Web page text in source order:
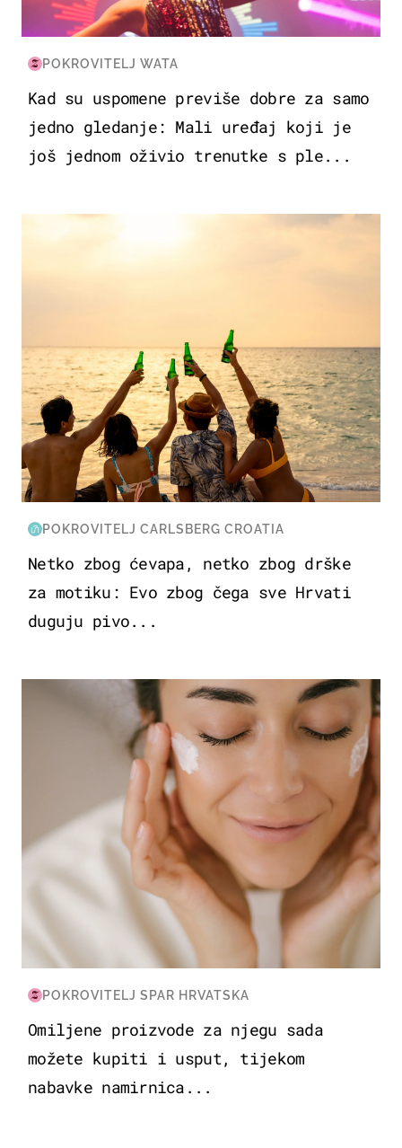
POKROVITELJ WATA
Kad su uspomene previše dobre za samo
jedno gledanje: Mali uređaj koji je
još jednom oživio trenutke s ple...
POKROVITELJ CARLSBERG CROATIA
Netko zbog ćevapa, netko zbog drške
za motiku: Evo zbog čega sve Hrvati
duguju pivo...
MODA & LJEPOTA
POKROVITELJ SPAR HRVATSKA
Omiljene proizvode za njegu sada
možete kupiti i usput, tijekom
nabavke namirnica...